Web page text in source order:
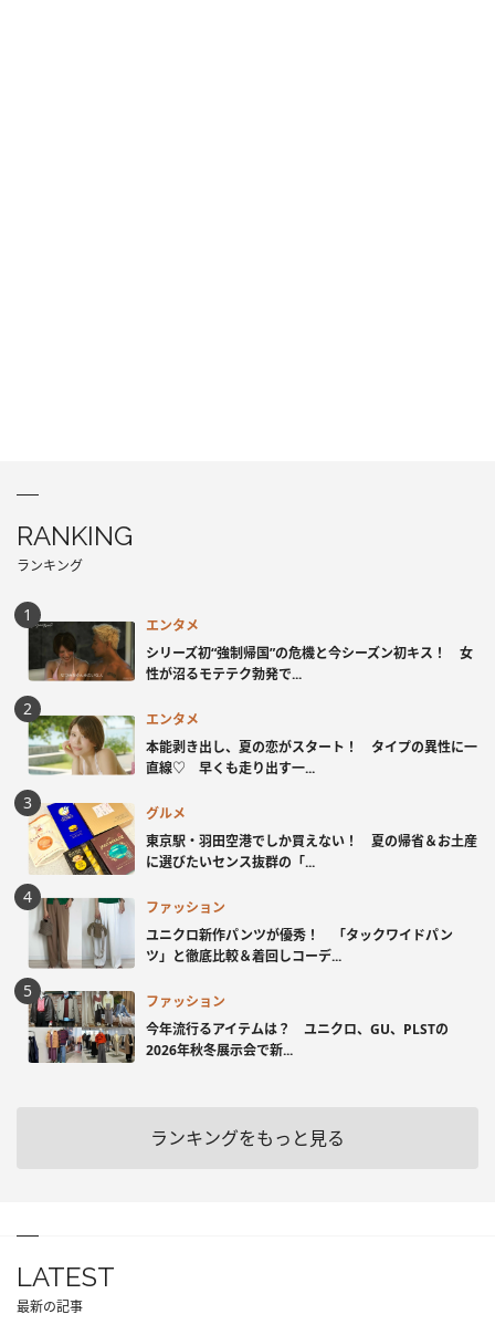
RANKING
ランキング
エンタメ
シリーズ初“強制帰国”の危機と今シーズン初キス！ 女
性が沼るモテテク勃発で...
エンタメ
本能剥き出し、夏の恋がスタート！ タイプの異性に一
直線♡ 早くも走り出す一...
グルメ
東京駅・羽田空港でしか買えない！ 夏の帰省＆お土産
に選びたいセンス抜群の「...
ファッション
ユニクロ新作パンツが優秀！ 「タックワイドパン
ツ」と徹底比較＆着回しコーデ...
ファッション
今年流行るアイテムは？ ユニクロ、GU、PLSTの
2026年秋冬展示会で新...
ランキングをもっと見る
LATEST
最新の記事